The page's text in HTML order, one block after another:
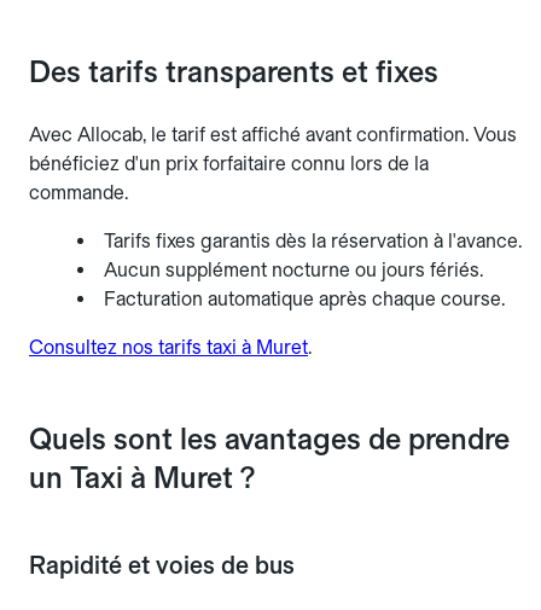
Des tarifs transparents et fixes
Avec Allocab, le tarif est affiché avant confirmation. Vous
bénéficiez d'un prix forfaitaire connu lors de la
commande.
Tarifs fixes garantis dès la réservation à l'avance.
Aucun supplément nocturne ou jours fériés.
Facturation automatique après chaque course.
Consultez nos tarifs taxi à Muret.
Quels sont les avantages de prendre
un Taxi à Muret ?
Rapidité et voies de bus